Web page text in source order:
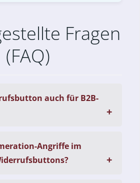
Fragen
(FAQ)
auch für B2B-
Angriffe im